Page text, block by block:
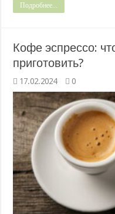
Подробнее...
Кофе эспрессо:
приготовить?
17.02.2024 0